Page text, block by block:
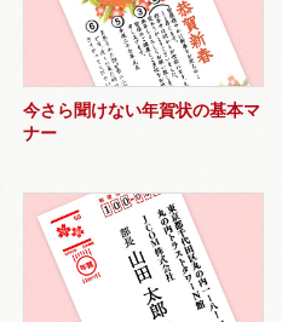
今さら聞けない年賀状の基本マ
ナー